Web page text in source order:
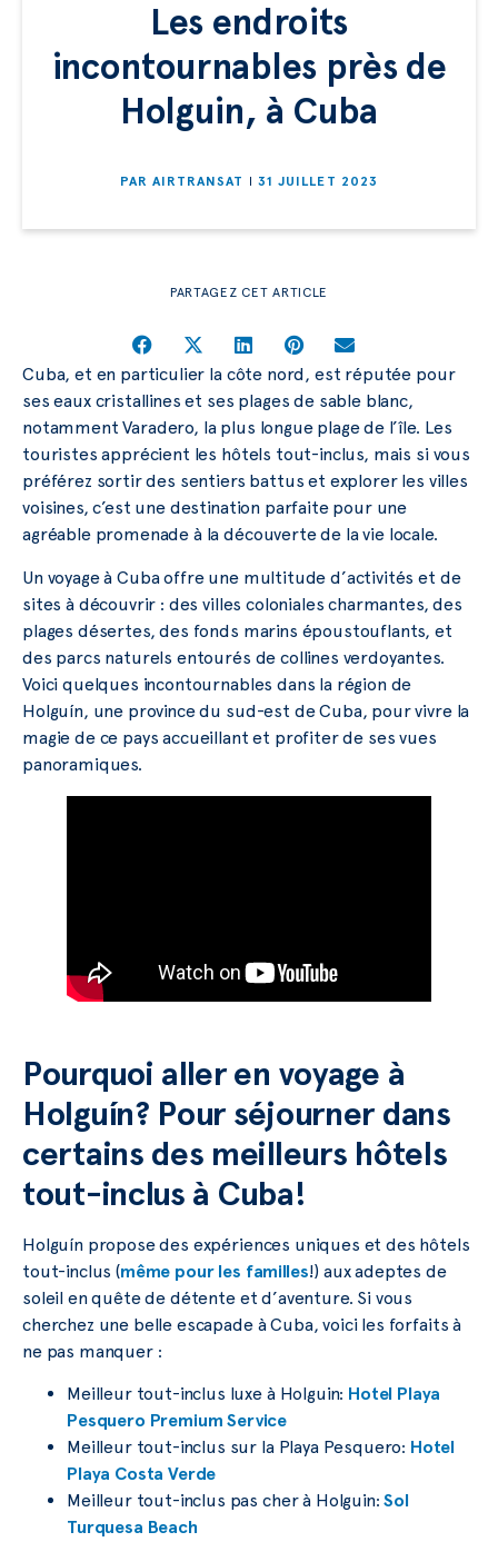
Les endroits
incontournables près de
Holguin, à Cuba
PAR AIRTRANSAT 31 JUILLET 2023
PARTAGEZ CET ARTICLE
Cuba, et en particulier la côte nord, est réputée pour
ses eaux cristallines et ses plages de sable blanc,
notamment Varadero, la plus longue plage de l’île. Les
touristes apprécient les hôtels tout-inclus, mais si vous
préférez sortir des sentiers battus et explorer les villes
voisines, c’est une destination parfaite pour une
agréable promenade à la découverte de la vie locale.
Un voyage à Cuba offre une multitude d’activités et de
sites à découvrir : des villes coloniales charmantes, des
plages désertes, des fonds marins époustouflants, et
des parcs naturels entourés de collines verdoyantes.
Voici quelques incontournables dans la région de
Holguín, une province du sud-est de Cuba, pour vivre la
magie de ce pays accueillant et profiter de ses vues
panoramiques.
Pourquoi aller en voyage à
Holguín? Pour séjourner dans
certains des meilleurs hôtels
tout-inclus à Cuba!
Holguín propose des expériences uniques et des hôtels
tout-inclus (même pour les familles!) aux adeptes de
soleil en quête de détente et d’aventure. Si vous
cherchez une belle escapade à Cuba, voici les forfaits à
ne pas manquer :
Meilleur tout-inclus luxe à Holguin: Hotel Playa
Pesquero Premium Service
Meilleur tout-inclus sur la Playa Pesquero: Hotel
Playa Costa Verde
Meilleur tout-inclus pas cher à Holguin:Sol
Turquesa Beach